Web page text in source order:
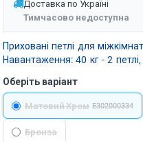
Доставка по Україні
Тимчасово недоступна
Приховані петлі для
Навантаження: 40 кг - 2
Оберіть варіант
Матовий Хром E302000334
Бронза